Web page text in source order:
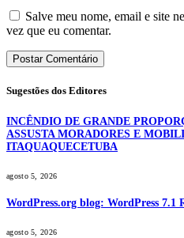
Salve meu nome, email e site
vez que eu comentar.
Sugestões dos Editores
INCÊNDIO DE GRANDE
ASSUSTA MORADORES E
ITAQUAQUECETUBA
agosto 5, 2026
WordPress.org blog: WordPress 7.1
agosto 5, 2026